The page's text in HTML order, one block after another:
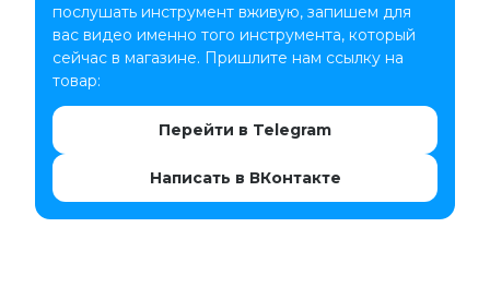
послушать инструмент вживую, запишем для
вас видео именно того инструмента, который
сейчас в магазине. Пришлите нам ссылку на
товар:
Перейти в Telegram
Написать в ВКонтакте